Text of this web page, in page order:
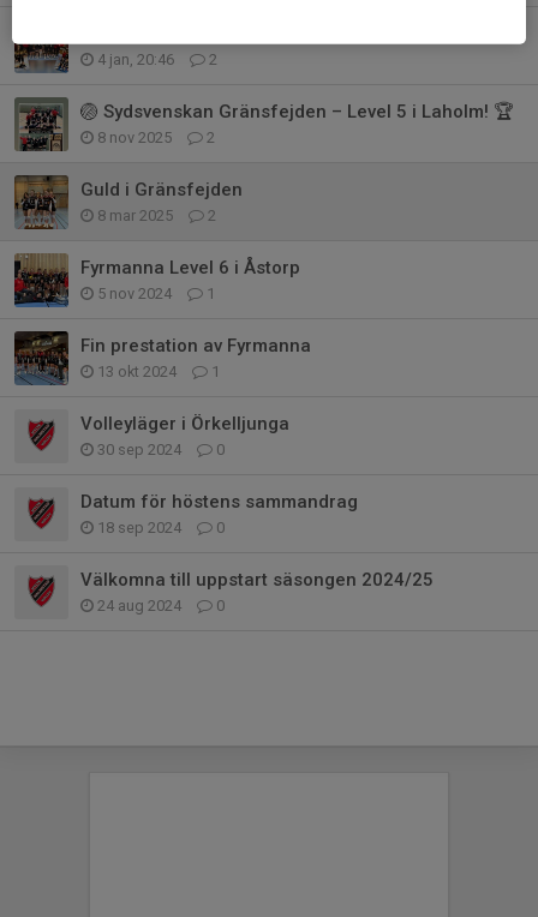
4 jan, 20:46 2
🏐 Sydsvenskan Gränsfejden – Level 5 i Laholm! 🏆
8 nov 2025 2
Guld i Gränsfejden
8 mar 2025 2
Fyrmanna Level 6 i Åstorp
5 nov 2024 1
Fin prestation av Fyrmanna
13 okt 2024 1
Volleyläger i Örkelljunga
30 sep 2024 0
Datum för höstens sammandrag
18 sep 2024 0
Välkomna till uppstart säsongen 2024/25
24 aug 2024 0